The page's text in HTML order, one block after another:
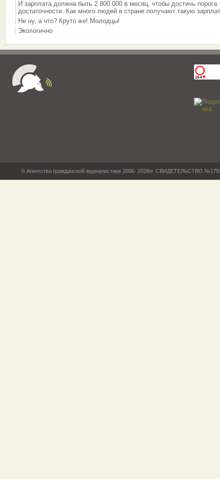
И зарплата должна быть 2 800 000 в месяц, чтобы достичь порога
достаточности. Как много людей в стране получают такую
Не ну, а что? Круто же! Молодцы!
Экологично
© Агентство гражданской журналистики 2006- 2026гг. СВИДЕТЕЛЬСТВО